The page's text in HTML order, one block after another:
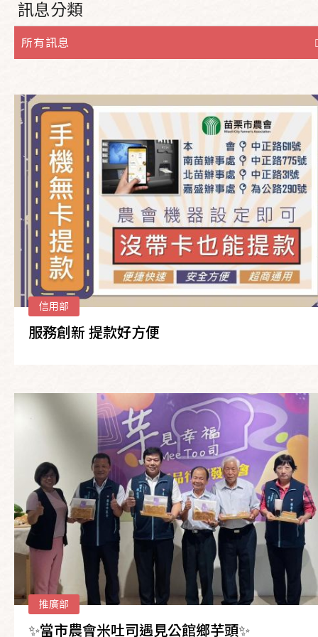
訊息分類
所有訊息
信用部
服務創新 提款好方便
推廣部
✨當市農會米吐司遇見公館鄉芋頭✨